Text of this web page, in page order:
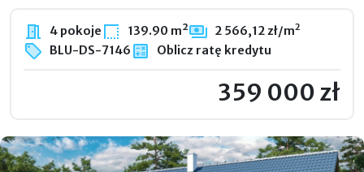
4 pokoje 139.90 m² 2 566,12 zł/m2
BLU-DS-7146 Oblicz ratę kredytu
359 000 zł